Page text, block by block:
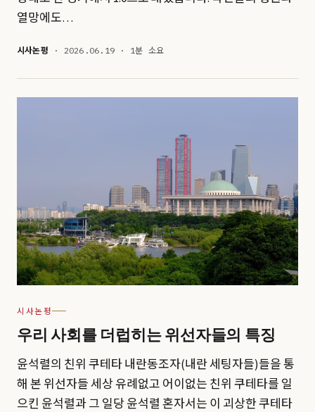
열망에도…
시사논평 · 2026.06.19 · 1분 소요
시사논평
우리 사회를 더럽히는 위선자들의 특징
윤석렬의 친위 쿠테타 내란동조자(내란 세팅자들)들을 통
해 본 위선자들 세상 유례없고 어이없는 친위 쿠테타를 일
으킨 윤석렬과 그 일당 윤석렬 혼자서는 이 괴상한 쿠테타